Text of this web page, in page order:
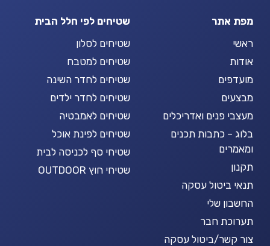
מפת אתר
ראשי
אודות
מועדפים
מבצעים
מעצבי פנים ואדריכלים
בלוג – כתבות תכנים
ומאמרים
תקנון
תנאי ביטול עסקה
החשבון שלי
תערוכת חבר
צור קשר/ביטול עסקה
שטיחים לפי חלל הבית
שטיחים לסלון
שטיחים למטבח
שטיחים לחדר השינה
שטיחים לחדר ילדים
שטיחים לאמבטיה
שטיחים לפינת אוכל
שטיחי סף לכניסה לבית
שטיחי חוץ OUTDOOR